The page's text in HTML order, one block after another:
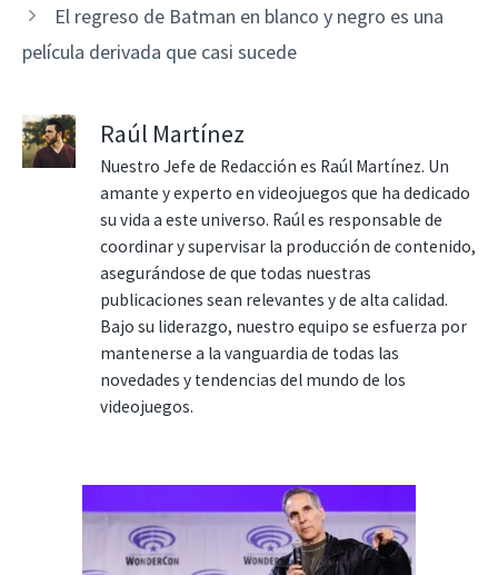
El regreso de Batman en blanco y negro es una
película derivada que casi sucede
Raúl Martínez
Nuestro Jefe de Redacción es Raúl Martínez. Un
amante y experto en videojuegos que ha dedicado
su vida a este universo. Raúl es responsable de
coordinar y supervisar la producción de contenido,
asegurándose de que todas nuestras
publicaciones sean relevantes y de alta calidad.
Bajo su liderazgo, nuestro equipo se esfuerza por
mantenerse a la vanguardia de todas las
novedades y tendencias del mundo de los
videojuegos.